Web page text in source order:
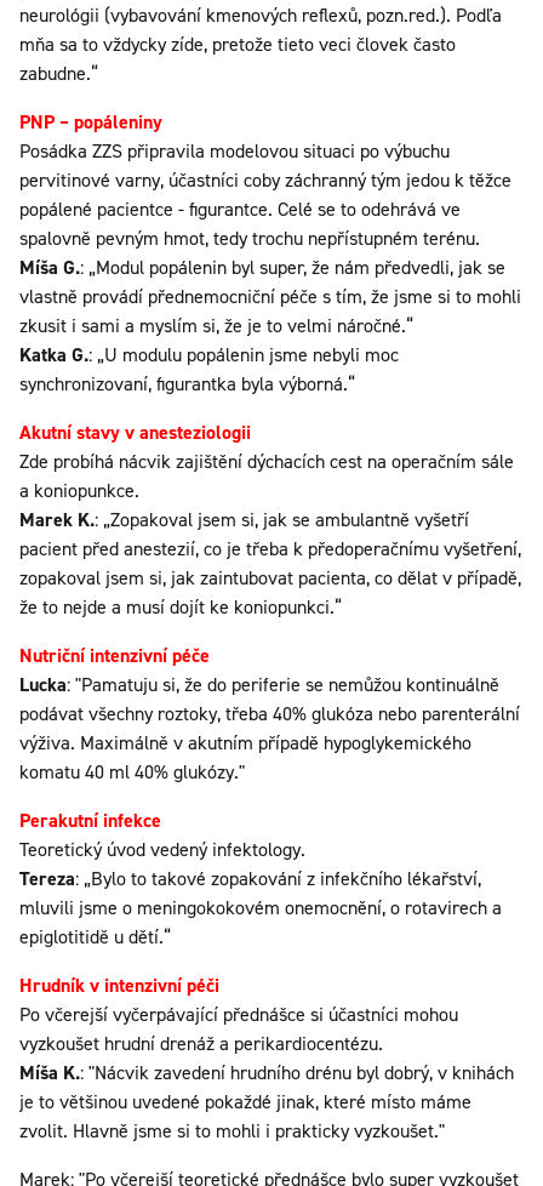
neurológii (vybavování kmenových reflexů, pozn.red.). Podľa
mňa sa to vždycky zíde, pretože tieto veci človek často
zabudne.“
PNP – popáleniny
Posádka ZZS připravila modelovou situaci po výbuchu
pervitinové varny, účastníci coby záchranný tým jedou k těžce
popálené pacientce - figurantce. Celé se to odehrává ve
spalovně pevným hmot, tedy trochu nepřístupném terénu.
Míša G.: „Modul popálenin byl super, že nám předvedli, jak se
vlastně provádí přednemocniční péče s tím, že jsme si to mohli
zkusit i sami a myslím si, že je to velmi náročné.“
Katka G.: „U modulu popálenin jsme nebyli moc
synchronizovaní, figurantka byla výborná.“
Akutní stavy v anesteziologii
Zde probíhá nácvik zajištění dýchacích cest na operačním sále
a koniopunkce.
Marek K.: „Zopakoval jsem si, jak se ambulantně vyšetří
pacient před anestezií, co je třeba k předoperačnímu vyšetření,
zopakoval jsem si, jak zaintubovat pacienta, co dělat v případě,
že to nejde a musí dojít ke koniopunkci.“
Nutriční intenzivní péče
Lucka: "Pamatuju si, že do periferie se nemůžou kontinuálně
podávat všechny roztoky, třeba 40% glukóza nebo parenterální
výživa. Maximálně v akutním případě hypoglykemického
komatu 40 ml 40% glukózy."
Perakutní infekce
Teoretický úvod vedený infektology.
Tereza: „Bylo to takové zopakování z infekčního lékařství,
mluvili jsme o meningokokovém onemocnění, o rotavirech a
epiglotitidě u dětí.“
Hrudník v intenzivní péči
Po včerejší vyčerpávající přednášce si účastníci mohou
vyzkoušet hrudní drenáž a perikardiocentézu.
Míša K.: "Nácvik zavedení hrudního drénu byl dobrý, v knihách
je to většinou uvedené pokaždé jinak, které místo máme
zvolit. Hlavně jsme si to mohli i prakticky vyzkoušet."
Marek: "Po včerejší teoretické přednášce bylo super vyzkoušet